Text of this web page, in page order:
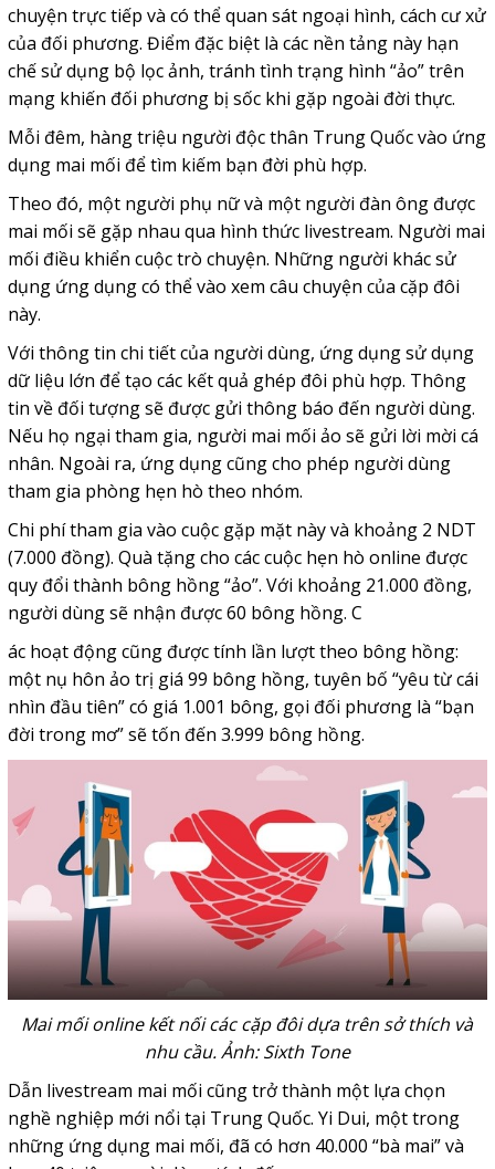
chuyện trực tiếp và có thể quan sát ngoại hình, cách cư xử
của đối phương. Điểm đặc biệt là các nền tảng này hạn
chế sử dụng bộ lọc ảnh, tránh tình trạng hình “ảo” trên
mạng khiến đối phương bị sốc khi gặp ngoài đời thực.
Mỗi đêm, hàng triệu người độc thân Trung Quốc vào ứng
dụng mai mối để tìm kiếm bạn đời phù hợp.
Theo đó, một người phụ nữ và một người đàn ông được
mai mối sẽ gặp nhau qua hình thức livestream. Người mai
mối điều khiển cuộc trò chuyện. Những người khác sử
dụng ứng dụng có thể vào xem câu chuyện của cặp đôi
này.
Với thông tin chi tiết của người dùng, ứng dụng sử dụng
dữ liệu lớn để tạo các kết quả ghép đôi phù hợp. Thông
tin về đối tượng sẽ được gửi thông báo đến người dùng.
Nếu họ ngại tham gia, người mai mối ảo sẽ gửi lời mời cá
nhân. Ngoài ra, ứng dụng cũng cho phép người dùng
tham gia phòng hẹn hò theo nhóm.
Chi phí tham gia vào cuộc gặp mặt này và khoảng 2 NDT
(7.000 đồng). Quà tặng cho các cuộc hẹn hò online được
quy đổi thành bông hồng “ảo”. Với khoảng 21.000 đồng,
người dùng sẽ nhận được 60 bông hồng. C
ác hoạt động cũng được tính lần lượt theo bông hồng:
một nụ hôn ảo trị giá 99 bông hồng, tuyên bố “yêu từ cái
nhìn đầu tiên” có giá 1.001 bông, gọi đối phương là “bạn
đời trong mơ” sẽ tốn đến 3.999 bông hồng.
Mai mối online kết nối các cặp đôi dựa trên sở thích và
nhu cầu. Ảnh: Sixth Tone
Dẫn livestream mai mối cũng trở thành một lựa chọn
nghề nghiệp mới nổi tại Trung Quốc. Yi Dui, một trong
những ứng dụng mai mối, đã có hơn 40.000 “bà mai” và